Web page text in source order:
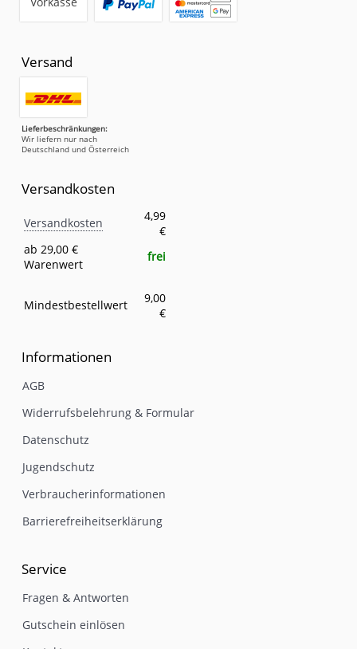
Versand
Lieferbeschränkungen:
Wir liefern nur nach
Deutschland und Österreich
Versandkosten
Eigenschaft
Versandkosten
4,99
€
ab 29,00 €
Warenwert
frei
Mindestbestellwert
9,00
€
Informationen
AGB
Widerrufsbelehrung & Formular
Datenschutz
Jugendschutz
Verbraucherinformationen
Barrierefreiheitserklärung
Service
Fragen & Antworten
Gutschein einlösen